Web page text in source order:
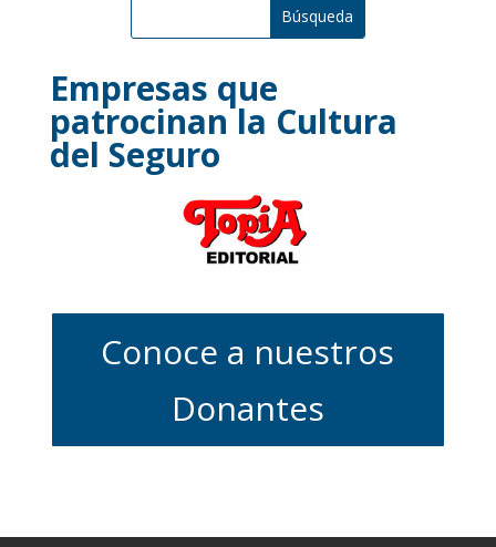
Empresas que
patrocinan la Cultura
del Seguro
Conoce a nuestros
Donantes